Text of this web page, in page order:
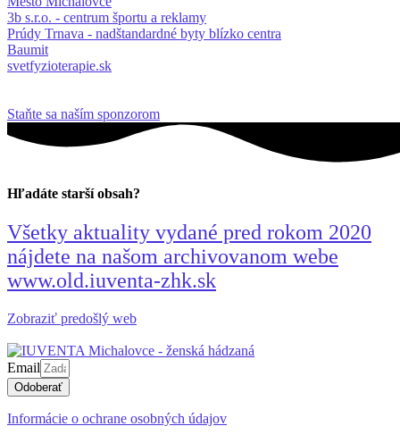
3b s.r.o. - centrum športu a reklamy
Prúdy Trnava - nadštandardné byty blízko centra
Baumit
svetfyzioterapie.sk
Staňte sa naším sponzorom
Hľadáte starší obsah?
Všetky aktuality vydané pred rokom 2020
nájdete na našom archivovanom webe
www.old.iuventa-zhk.sk
Zobraziť predošlý web
Email
Odoberať
Informácie o ochrane osobných údajov